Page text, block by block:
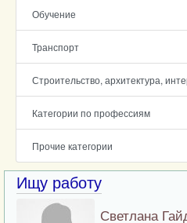
Обучение
Транспорт
Строительство, архитектура,
Категории по профессиям
Прочие категории
Ищу работу
Светлана